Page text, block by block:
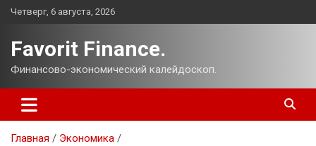
Перейти
Четверг, 6 августа, 2026
Favorit Finance.
Финансово-экономический калейдоскоп.
Главная
Экономика